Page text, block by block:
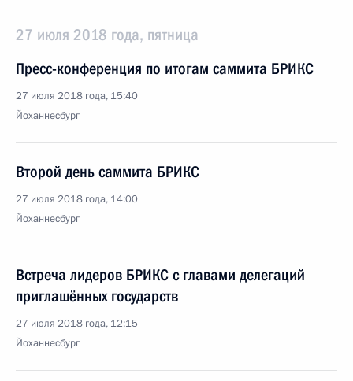
27 июля 2018 года, пятница
Пресс-конференция по итогам саммита БРИКС
27 июля 2018 года, 15:40
Йоханнесбург
Второй день саммита БРИКС
27 июля 2018 года, 14:00
Йоханнесбург
Встреча лидеров БРИКС с главами делегаций
приглашённых государств
27 июля 2018 года, 12:15
Йоханнесбург